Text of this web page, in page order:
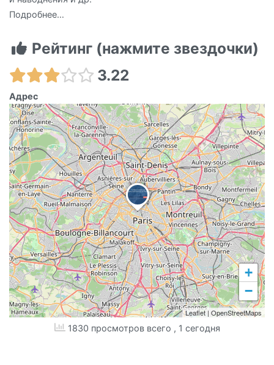
Подробнее…
Рейтинг (нажмите звездочки)
3.22
Адрес
+
−
Leaflet| OpenStreetMaps
1830 просмотров всего , 1 сегодня